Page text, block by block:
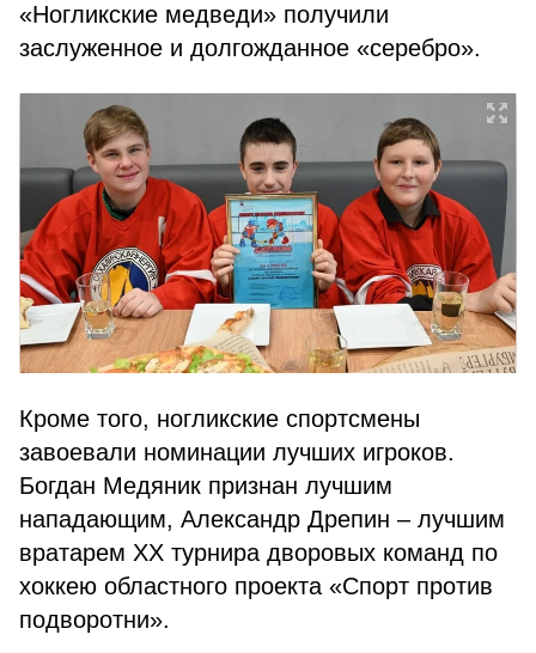
«Ногликские медведи» получили
заслуженное и долгожданное «серебро».
Кроме того, ногликские спортсмены
завоевали номинации лучших игроков.
Богдан Медяник признан лучшим
нападающим, Александр Дрепин – лучшим
вратарем XX турнира дворовых команд по
хоккею областного проекта «Спорт против
подворотни».